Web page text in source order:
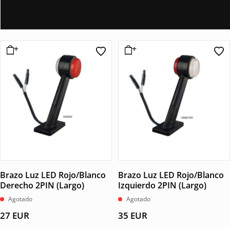
Brazo Luz LED Rojo/Blanco
Derecho 2PIN (Largo)
Agotado
27 EUR
Brazo Luz LED Rojo/Blanco
Izquierdo 2PIN (Largo)
Agotado
35 EUR